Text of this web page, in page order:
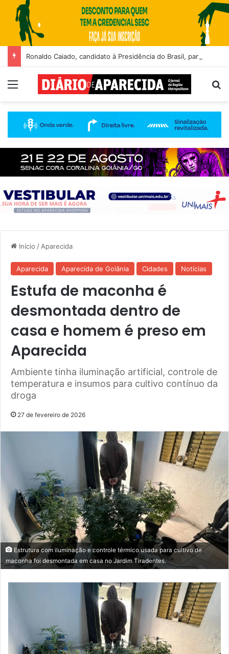
Menu
Início / Aparecida
Aparecida Aparecida de Goiânia Cidades Notícias
Estufa de maconha é
desmontada dentro de
casa e homem é preso em
Aparecida
Ambiente tinha iluminação artificial, controle de
temperatura e insumos para cultivo contínuo da
droga
27 de fevereiro de 2026
Estrutura com iluminação e controle térmico usada para cultivo de
maconha foi desmontada em casa no Jardim Tiradentes.